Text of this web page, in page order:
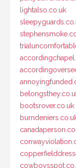
lightalso.co.uk
bootsrover.co.uk